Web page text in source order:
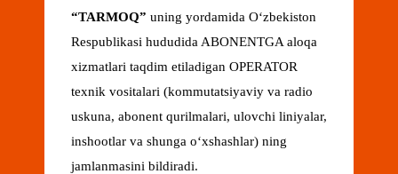
“TARMOQ” uning yordamida Oʻzbekiston
Respublikasi hududida ABONENTGA aloqa
xizmatlari taqdim etiladigan OPERATOR
texnik vositalari (kommutatsiyaviy va radio
uskuna, abonent qurilmalari, ulovchi liniyalar,
inshootlar va shunga oʻxshashlar) ning
jamlanmasini bildiradi.